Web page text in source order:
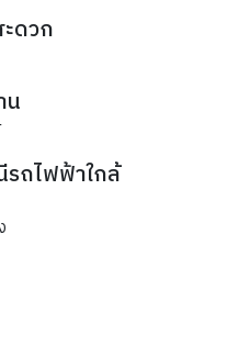
ดวก
น
ถไฟฟ้าใกล้